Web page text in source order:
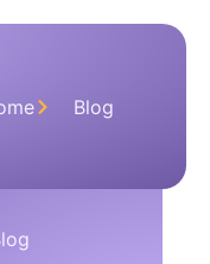
Blog